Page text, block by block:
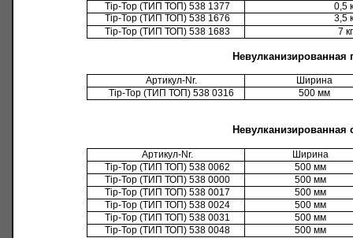
Tip-Top (ТИП ТОП) 538 1377
0,5
Tip-Top (ТИП ТОП) 538 1676
3,5
Tip-Top (ТИП ТОП) 538 1683 7 кг
Невулканизированная
Артикул-Nr.
Ширина
Tip-Top (ТИП ТОП) 538 0316 500 мм
Невулканизированная
Артикул-Nr.
Ширина
Tip-Top (ТИП ТОП) 538 0062
500 мм
Tip-Top (ТИП ТОП) 538 0000
500 мм
Tip-Top (ТИП ТОП) 538 0017
500 мм
Tip-Top (ТИП ТОП) 538 0024
500 мм
Tip-Top (ТИП ТОП) 538 0031
500 мм
Tip-Top (ТИП ТОП) 538 0048 500 мм